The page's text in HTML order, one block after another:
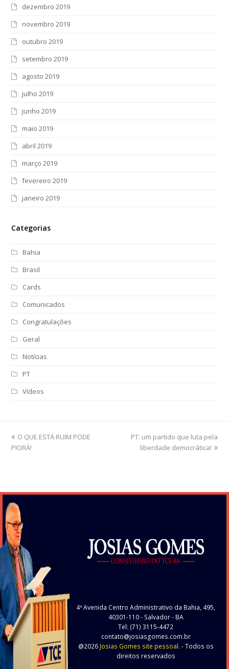
dezembro 2019
novembro 2019
outubro 2019
setembro 2019
agosto 2019
julho 2019
junho 2019
maio 2019
abril 2019
março 2019
fevereiro 2019
janeiro 2019
Categorias
Bahia
Brasil
Cards
Comunicados
Congratulações
Geral
Notícias
PT
Vídeos
previous
post:
O QUE ESTÁ RUIM PODE
PIORÁ!
next
post:
PT: um partido que luta pela
liberdade democrática!
4ª Avenida Centro Administrativo da Bahia, 495,
40301-110- Salvador - BA
Tel: (71) 3115-4472
contato@josiasgomes.com.br
@2026 Josias Gomes site pessoal. - Todos os
direitos reservados